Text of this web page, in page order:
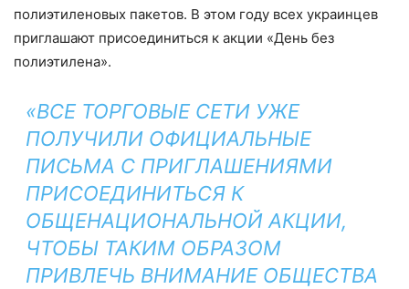
полиэтиленовых пакетов. В этом году всех украинцев
приглашают присоединиться к акции «День без
полиэтилена».
«ВСЕ ТОРГОВЫЕ СЕТИ УЖЕ
ПОЛУЧИЛИ ОФИЦИАЛЬНЫЕ
ПИСЬМА С ПРИГЛАШЕНИЯМИ
ПРИСОЕДИНИТЬСЯ К
ОБЩЕНАЦИОНАЛЬНОЙ АКЦИИ,
ЧТОБЫ ТАКИМ ОБРАЗОМ
ПРИВЛЕЧЬ ВНИМАНИЕ ОБЩЕСТВА